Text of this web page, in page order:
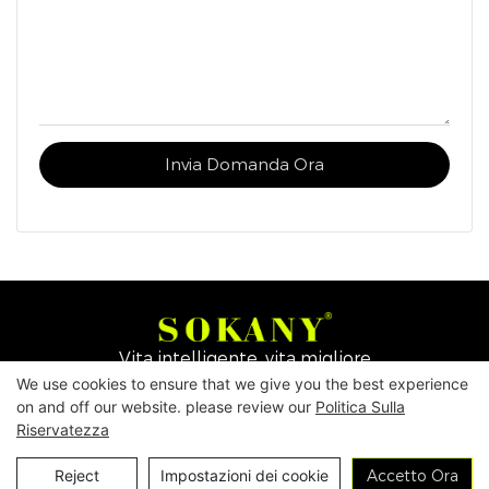
Invia Domanda Ora
Vita intelligente, vita migliore
Copyright © 2026 Yiwu Mingge Electric Appliance
riservatezza
Termini e condizioni
Contattaci
We use cookies to ensure that we give you the best experience
on and off our website. please review our Politica Sulla
Riservatezza
Reject Impostazioni dei cookie Accetto Ora